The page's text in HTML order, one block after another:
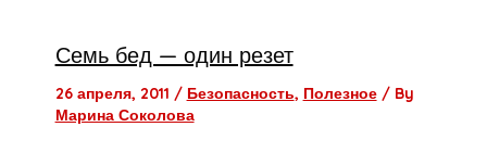
Семь бед — один резет
26 апреля, 2011 / Безопасность, Полезное/ By
Марина Соколова